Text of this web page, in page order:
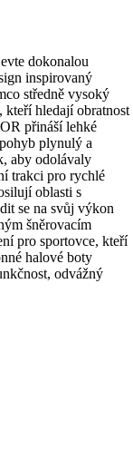
dokonalou
inspirovaný
středně vysoký
kteří hledají obratnost
přináší lehké
plynulý a
aby odolávaly
trakci pro rychlé
oblasti s
se na svůj výkon
šněrovacím
pro sportovce, kteří
halové boty
odvážný